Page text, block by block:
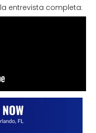
entrevista completa: